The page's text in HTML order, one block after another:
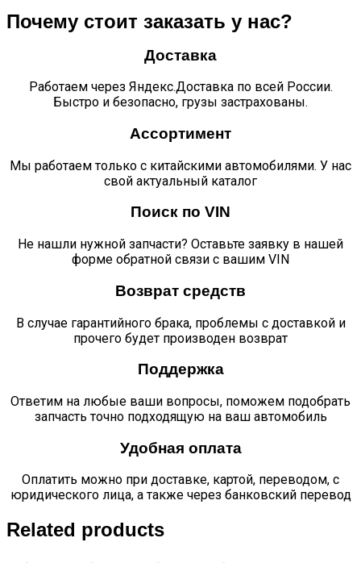
cummins
Почему стоит заказать у нас?
Доставка
Работаем через Яндекс.Доставка по всей России.
Быстро и безопасно, грузы застрахованы.
Ассортимент
Мы работаем только с китайскими автомобилями. У нас
свой актуальный каталог
Поиск по VIN
Не нашли нужной запчасти? Оставьте заявку в нашей
форме обратной связи с вашим VIN
Возврат средств
В случае гарантийного брака, проблемы с доставкой и
прочего будет производен возврат
Поддержка
Ответим на любые ваши вопросы, поможем подобрать
запчасть точно подходящую на ваш автомобиль
Удобная оплата
Оплатить можно при доставке, картой, переводом, с
юридического лица, а также через банковский перевод
Related products